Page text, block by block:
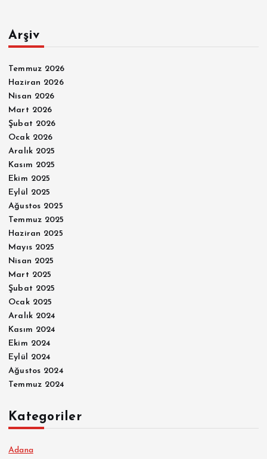
Arşiv
Temmuz 2026
Haziran 2026
Nisan 2026
Mart 2026
Şubat 2026
Ocak 2026
Aralık 2025
Kasım 2025
Ekim 2025
Eylül 2025
Ağustos 2025
Temmuz 2025
Haziran 2025
Mayıs 2025
Nisan 2025
Mart 2025
Şubat 2025
Ocak 2025
Aralık 2024
Kasım 2024
Ekim 2024
Eylül 2024
Ağustos 2024
Temmuz 2024
Kategoriler
Adana